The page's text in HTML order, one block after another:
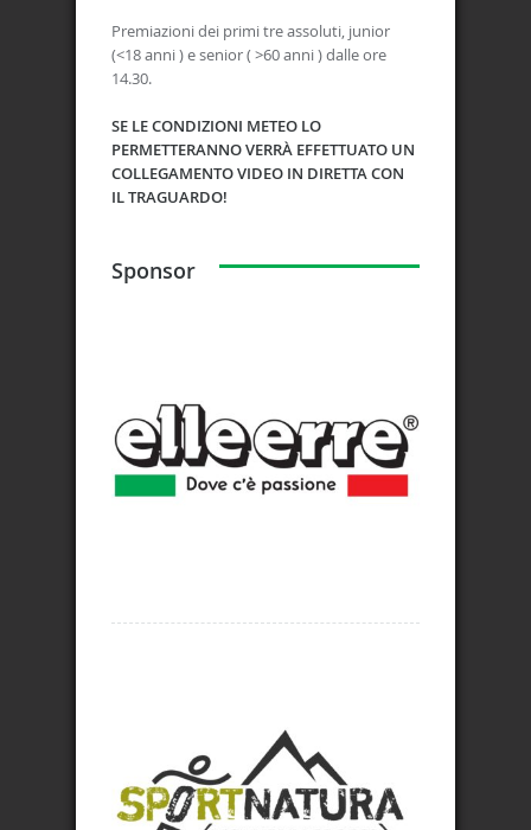
Premiazioni dei primi tre assoluti, junior
(<18 anni ) e senior ( >60 anni ) dalle ore
14.30.
SE LE CONDIZIONI METEO LO
PERMETTERANNO VERRÀ EFFETTUATO UN
COLLEGAMENTO VIDEO IN DIRETTA CON
IL TRAGUARDO!
Sponsor